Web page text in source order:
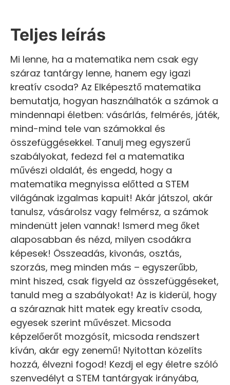
Teljes leírás
Mi lenne, ha a matematika nem csak egy
száraz tantárgy lenne, hanem egy igazi
kreatív csoda? Az Elképesztő matematika
bemutatja, hogyan használhatók a számok a
mindennapi életben: vásárlás, felmérés, játék,
mind-mind tele van számokkal és
összefüggésekkel. Tanulj meg egyszerű
szabályokat, fedezd fel a matematika
művészi oldalát, és engedd, hogy a
matematika megnyissa előtted a STEM
világának izgalmas kapuit! Akár játszol, akár
tanulsz, vásárolsz vagy felmérsz, a számok
mindenütt jelen vannak! Ismerd meg őket
alaposabban és nézd, milyen csodákra
képesek! Összeadás, kivonás, osztás,
szorzás, meg minden más – egyszerűbb,
mint hiszed, csak figyeld az összefüggéseket,
tanuld meg a szabályokat! Az is kiderül, hogy
a száraznak hitt matek egy kreatív csoda,
egyesek szerint művészet. Micsoda
képzelőerőt mozgósít, micsoda rendszert
kíván, akár egy zenemű! Nyitottan közelíts
hozzá, élvezni fogod! Kezdj el egy életre szóló
szenvedélyt a STEM tantárgyak irányába,